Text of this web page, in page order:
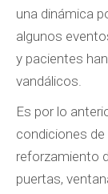
una dinámica
algunos
y pacientes
vandálicos.
Es por lo
condiciones
reforzamiento
puertas,